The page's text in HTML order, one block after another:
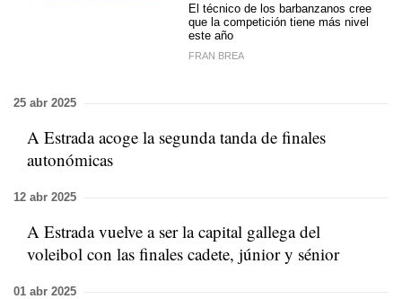
El técnico de los barbanzanos cree
que la competición tiene más nivel
este año
FRAN BREA
25 abr 2025
A Estrada acoge la segunda tanda de finales
autonómicas
12 abr 2025
A Estrada vuelve a ser la capital gallega del
voleibol con las finales cadete, júnior y sénior
01 abr 2025